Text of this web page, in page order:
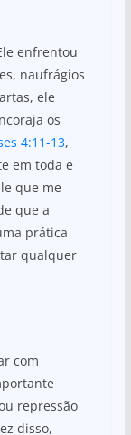
enfrentou
naufrágios
ele
os
4:11-13,
em toda e
que me
que a
prática
qualquer
com
repressão
disso,